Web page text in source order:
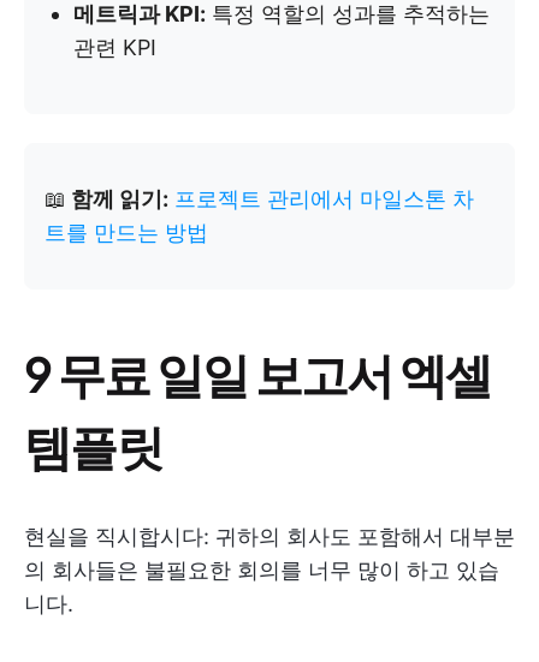
메트릭과 KPI: 특정 역할의 성과를 추적하는
관련 KPI
📖 함께 읽기: 프로젝트 관리에서 마일스톤 차
트를 만드는 방법
9 무료 일일 보고서 엑셀
템플릿
현실을 직시합시다: 귀하의 회사도 포함해서 대부분
의 회사들은 불필요한 회의를 너무 많이 하고 있습
니다.